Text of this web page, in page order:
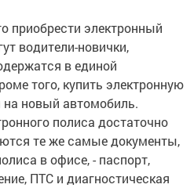
приобрести электронный
водители-новички,
в единой
того, купить электронную
на новый автомобиль.
полиса достаточно
те же самые документы,
в офисе, - паспорт,
ПТС и диагностическая